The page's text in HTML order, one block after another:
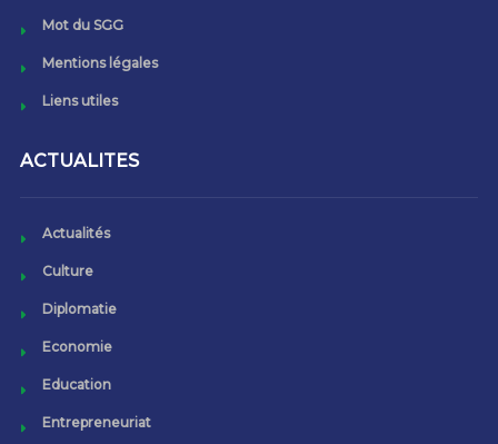
Mot du SGG
Mentions légales
Liens utiles
ACTUALITES
Actualités
Culture
Diplomatie
Economie
Education
Entrepreneuriat